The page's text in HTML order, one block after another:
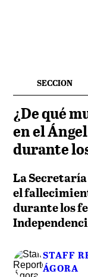
SECCION
¿De qué
en el
durante
La Secretaría
el
durante los
STAFF
ÁGORA